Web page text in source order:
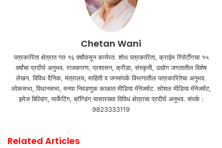
Chetan Wani
पत्रकारिता क्षेत्रात गत १६ वर्षांपासून कार्यरत. शोध पत्रकारिता, क्राईम रिपोर्टींगचा १५
वर्षांचा प्रदीर्घ अनुभव. राजकारण, प्रशासन, क्रीडा, संस्कृती, उद्योग जगतातील विशेष
लेखन. विविध दैनिक, मंत्रालय, माहिती व जनसंपर्क विभागातील पत्रकारितेचा अनुभव.
लोकसभा, विधानसभा, मनपा निवडणूक काळात मीडिया मॅनेजमेंट. सोशल मीडिया मॅनेजमेंट,
इमेज बिल्डिंग, मार्केटिंग, ब्रॅण्डिंग यासारख्या विविध क्षेत्राचा प्रदीर्घ अनुभव. संपर्क :
9823333119
Related Articles